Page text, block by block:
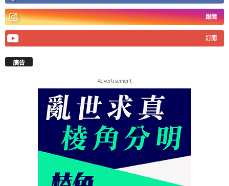
跟隨
訂閱
廣告
- Advertisement -